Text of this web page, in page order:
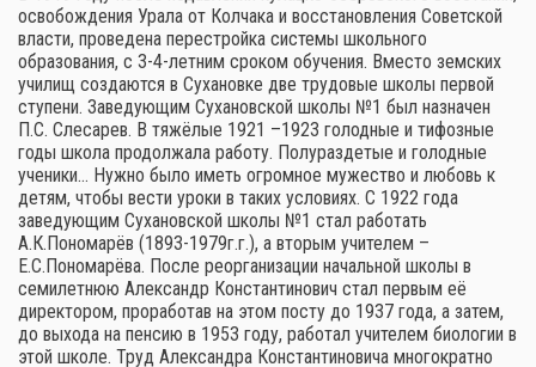
освобождения Урала от Колчака и восстановления Советской
власти, проведена перестройка системы школьного
образования, с 3-4-летним сроком обучения. Вместо земских
училищ создаются в Сухановке две трудовые школы первой
ступени. Заведующим Сухановской школы №1 был назначен
П.С. Слесарев. В тяжёлые 1921 –1923 голодные и тифозные
годы школа продолжала работу. Полураздетые и голодные
ученики… Нужно было иметь огромное мужество и любовь к
детям, чтобы вести уроки в таких условиях. С 1922 года
заведующим Сухановской школы №1 стал работать
А.К.Пономарёв (1893-1979г.г.), а вторым учителем –
Е.С.Пономарёва. После реорганизации начальной школы в
семилетнюю Александр Константинович стал первым её
директором, проработав на этом посту до 1937 года, а затем,
до выхода на пенсию в 1953 году, работал учителем биологии в
этой школе. Труд Александра Константиновича многократно